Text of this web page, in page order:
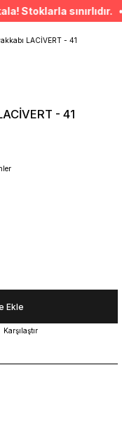
LACİVERT - 41
- 41
Ekle
Karşılaştır